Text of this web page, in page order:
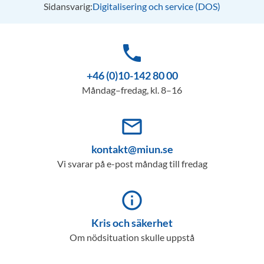
Sidansvarig:Digitalisering och service (DOS)
phone
+46 (0)10-142 80 00
Måndag–fredag, kl. 8–16
mail_outline
kontakt@miun.se
Vi svarar på e-post måndag till fredag
info_outline
Kris och säkerhet
Om nödsituation skulle uppstå